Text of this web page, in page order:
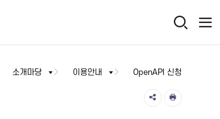
소개마당 이용안내 OpenAPI 신청